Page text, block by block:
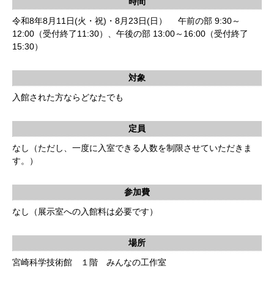
令和8年8月11日(火・祝)・8月23日(日） 午前の部 9:30～
12:00（受付終了11:30）、午後の部 13:00～16:00（受付終了
15:30）
対象
入館された方ならどなたでも
定員
なし（ただし、一度に入室できる人数を制限させていただきま
す。）
参加費
なし（展示室への入館料は必要です）
場所
宮崎科学技術館 １階 みんなの工作室